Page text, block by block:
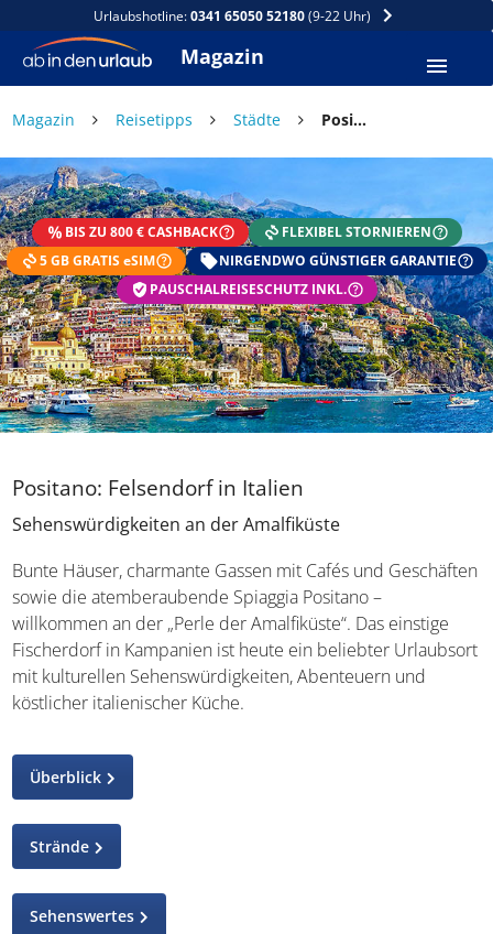
Urlaubshotline:0341 65050 52180(9-22 Uhr)
Magazin
Magazin Reisetipps Städte Positano: Felsendorf in Italien
BIS ZU 800 € CASHBACK
FLEXIBEL STORNIEREN
5 GB GRATIS eSIM
NIRGENDWO GÜNSTIGER GARANTIE
PAUSCHALREISESCHUTZ INKL.
Positano: Felsendorf in Italien
Sehenswürdigkeiten an der Amalfiküste
Bunte Häuser, charmante Gassen mit Cafés und Geschäften
sowie die atemberaubende Spiaggia Positano –
willkommen an der „Perle der Amalfiküste“. Das einstige
Fischerdorf in Kampanien ist heute ein beliebter Urlaubsort
mit kulturellen Sehenswürdigkeiten, Abenteuern und
köstlicher italienischer Küche.
Überblick
Strände
Sehenswertes